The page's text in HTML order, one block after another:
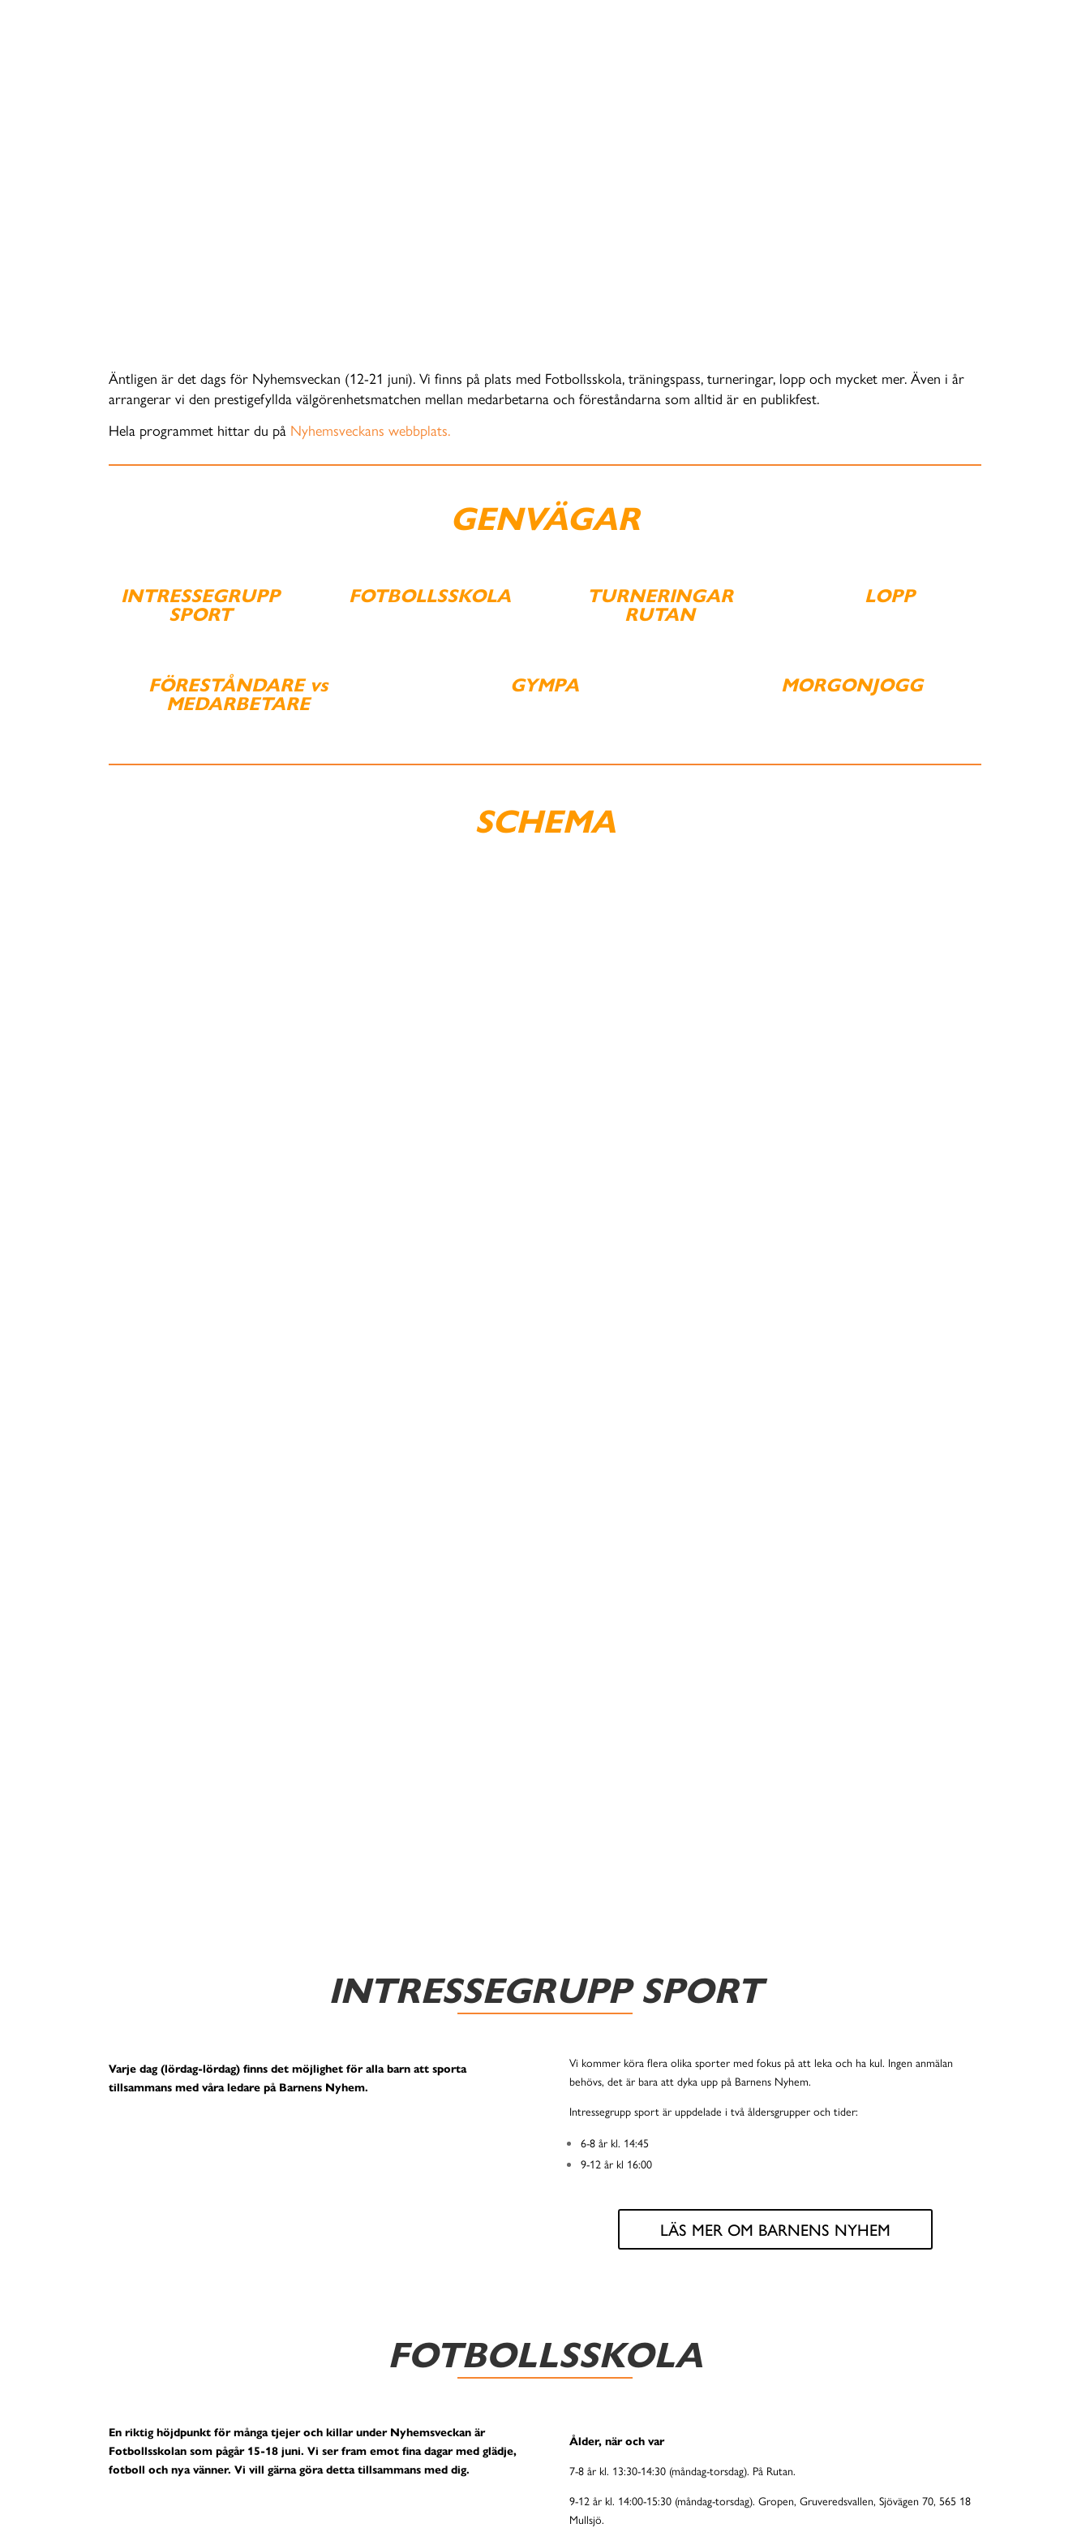
Äntligen är det dags för Nyhemsveckan (12-21 juni). Vi finns på plats med Fotbollsskola, träningspass, turneringar, lopp och mycket mer. Även i år
arrangerar vi den prestigefyllda välgörenhetsmatchen mellan medarbetarna och föreståndarna som alltid är en publikfest.
Hela programmet hittar du på Nyhemsveckans webbplats.
GENVÄGAR
INTRESSEGRUPP
SPORT
FOTBOLLSSKOLA TURNERINGAR
RUTAN
LOPP
FÖRESTÅNDARE vs
MEDARBETARE
GYMPA MORGONJOGG
SCHEMA
INTRESSEGRUPP SPORT
Varje dag (lördag-lördag) finns det möjlighet för alla barn att sporta
tillsammans med våra ledare på Barnens Nyhem.
Vi kommer köra flera olika sporter med fokus på att leka och ha kul. Ingen anmälan
behövs, det är bara att dyka upp på Barnens Nyhem.
Intressegrupp sport är uppdelade i två åldersgrupper och tider:
6-8 år kl. 14:45
9-12 år kl 16:00
LÄS MER OM BARNENS NYHEM
FOTBOLLSSKOLA
En riktig höjdpunkt för många tjejer och killar under Nyhemsveckan är
Fotbollsskolan som pågår 15-18 juni. Vi ser fram emot fina dagar med glädje,
fotboll och nya vänner. Vi vill gärna göra detta tillsammans med dig.
Ålder, när och var
7-8 år kl. 13:30-14:30 (måndag-torsdag). På Rutan.
9-12 år kl. 14:00-15:30 (måndag-torsdag). Gropen, Gruveredsvallen, Sjövägen 70, 565 18
Mullsjö.